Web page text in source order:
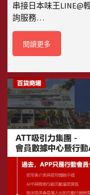
串接日本味王LINE@
詢服務…
閱讀更多